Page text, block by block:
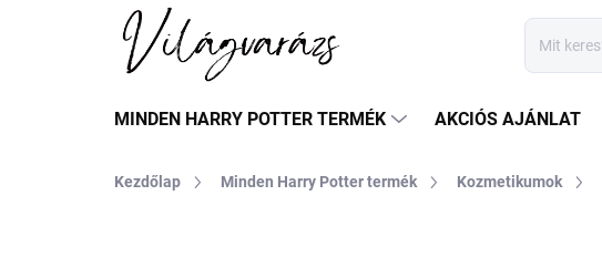
MINDEN HARRY POTTER TERMÉK AKCIÓS AJÁNLAT
Kezdőlap Minden Harry Potter termék Kozmetikumok